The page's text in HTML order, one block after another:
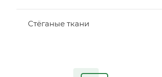
Стёганые ткани